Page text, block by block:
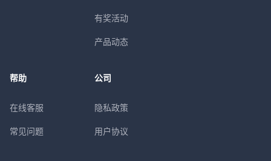
有奖活动
产品动态
帮助
在线客服
常见问题
公司
隐私政策
用户协议